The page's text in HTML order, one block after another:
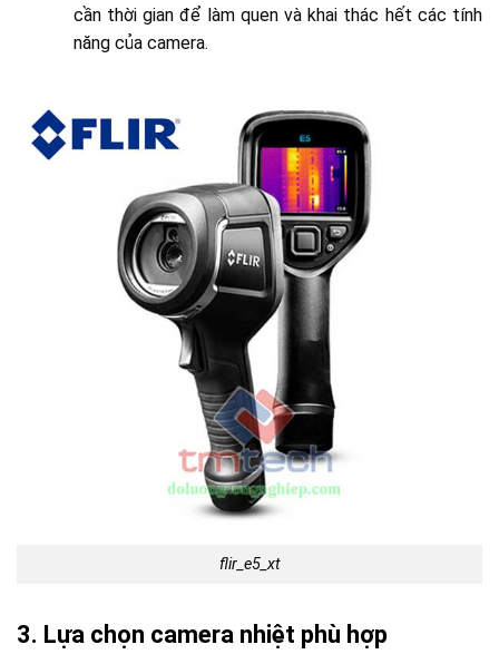
cần thời gian để làm quen và khai thác hết các tính
năng của camera.
flir_e5_xt
3. Lựa chọn camera nhiệt phù hợp